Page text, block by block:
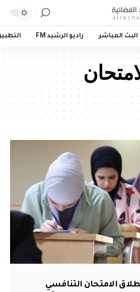
البث المباشر راديو الرشيد FM
الامتحان التنافسي